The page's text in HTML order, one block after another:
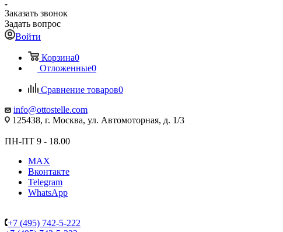
Заказать звонок
Задать вопрос
Войти
Корзина0
Отложенные0
Сравнение товаров0
info@ottostelle.com
125438, г. Москва, ул. Автомоторная, д. 1/3
ПН-ПТ 9 - 18.00
MAX
Вконтакте
Telegram
WhatsApp
+7 (495) 742-5-222